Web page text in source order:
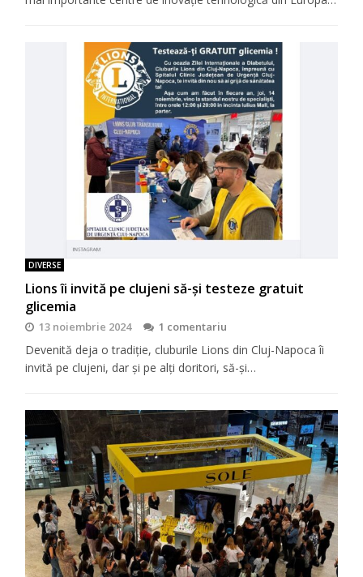
DIVERSE
Lions îi invită pe clujeni să-şi testeze gratuit
glicemia
13 noiembrie 2024 1 comentariu
Devenită deja o tradiţie, cluburile Lions din Cluj-Napoca îi
invită pe clujeni, dar şi pe alţi doritori, să-şi…